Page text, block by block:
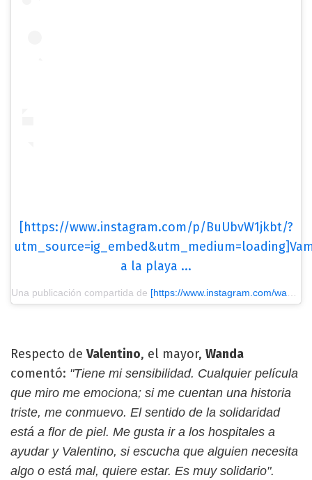
[https://www.instagram.com/p/BuUbvW1jkbt/?
a la playa ...
Una publicación compartida de [https://www.instagram.com/wanda_icardi/?utm_source=ig_embed&utm_medium=loading] Wanda nara
Respecto de Valentino, el mayor, Wanda
comentó: "Tiene mi sensibilidad. Cualquier película
que miro me emociona; si me cuentan una historia
triste, me conmuevo. El sentido de la solidaridad
está a flor de piel. Me gusta ir a los hospitales a
ayudar y Valentino, si escucha que alguien necesita
algo o está mal, quiere estar. Es muy solidario".